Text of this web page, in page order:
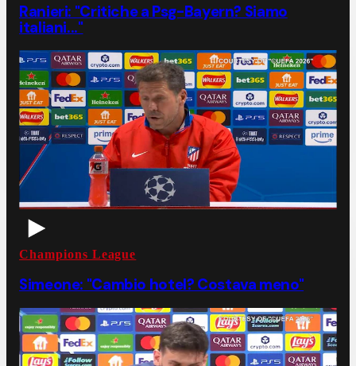
Ranieri: "Critiche a Psg-Bayern? Siamo
italiani..."
Champions League
Simeone: "Cambio hotel? Costava meno"